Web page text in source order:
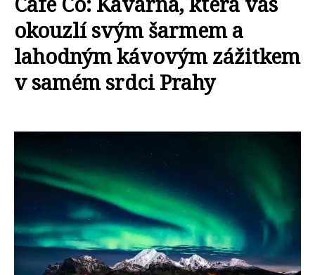
okouzlí svým šarmem a
lahodným kávovým zážitkem
v samém srdci Prahy